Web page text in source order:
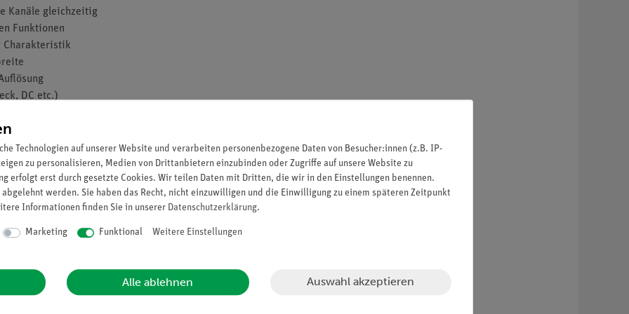
Kanäle gleichzeitig
Funktionen
Charakteristik
DC etc.)
Tan etc.)
speicherbar
Farben, 16Bit
Arbitrary (1uHz … 10 MHz)
Technologien auf unserer Website und verarbeiten personenbezogene Daten von Besucher:innen (z.B. IP-
zu personalisieren, Medien von Drittanbietern einzubinden oder Zugriffe auf unsere Website zu
erfolgt erst durch gesetzte Cookies. Wir teilen Daten mit Dritten, die wir in den Einstellungen benennen.
werden. Sie haben das Recht, nicht einzuwilligen und die Einwilligung zu einem späteren Zeitpunkt
Informationen finden Sie in unserer Daten­schutz­erklärung.
Marketing Funktional Weitere Einstellungen
Alle ablehnen Auswahl akzeptieren